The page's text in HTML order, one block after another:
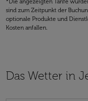
*Die angezeigten Tarife
sind zum Zeitpunkt der
optionale Produkte und
Kosten anfallen.
Das Wetter in